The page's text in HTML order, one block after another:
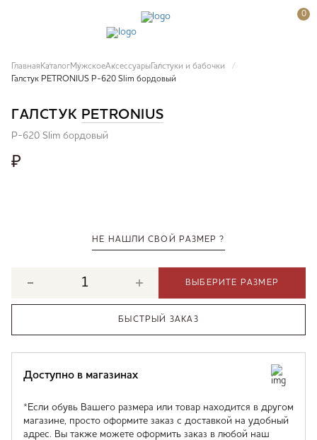
0
Главная КаталогМужскоеАксессуары Галстуки и бабочки
Галстук PETRONIUS P-620 Slim бордовый
ГАЛСТУК PETRONIUS
P-620 Slim бордовый
₽
НЕ НАШЛИ СВОЙ РАЗМЕР ?
ВЫБЕРИТЕ РАЗМЕР
БЫСТРЫЙ ЗАКАЗ
Доступно в магазинах
*Если обувь Вашего размера или товар находится в другом
магазине, просто оформите заказ с доставкой на удобный
адрес. Вы также можете оформить заказ в любой наш